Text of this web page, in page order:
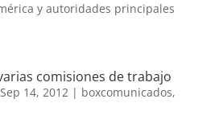
y autoridades principales
comisiones de trabajo
Sep 14, 2012| boxcomunicados,